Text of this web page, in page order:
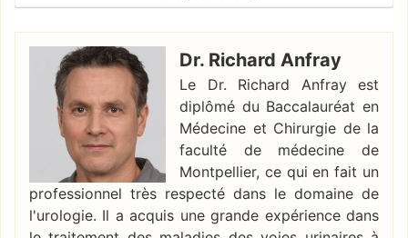
Dr. Richard Anfray
Le Dr. Richard Anfray est
diplômé du Baccalauréat en
Médecine et Chirurgie de la
faculté de médecine de
Montpellier, ce qui en fait un
professionnel très respecté dans le domaine de
l'urologie. Il a acquis une grande expérience dans